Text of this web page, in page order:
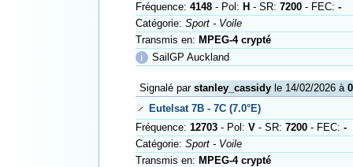
Fréquence: 4148- Pol: H - SR: 7200- FEC: -
Catégorie: Sport - Voile
Transmis en: MPEG-4 crypté
ℹ
SailGP Auckland
Signalé par stanley_cassidyle 14/02/2026 à
Eutelsat 7B - 7C (7.0°E)
Fréquence: 12703- Pol: V- SR: 7200- FEC: -
Catégorie: Sport - Voile
Transmis en: MPEG-4 crypté